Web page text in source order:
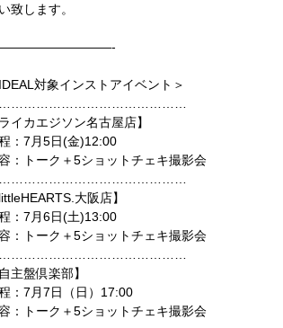
致します。
対象インストアイベント＞
ライカエジソン名古屋店】
： 7月5日(金)12:00
：トーク＋5ショットチェキ撮影会
littleHEARTS.大阪店】
： 7月6日(土)13:00
：トーク＋5ショットチェキ撮影会
自主盤倶楽部】
： 7月7日（日）17:00
：トーク＋5ショットチェキ撮影会